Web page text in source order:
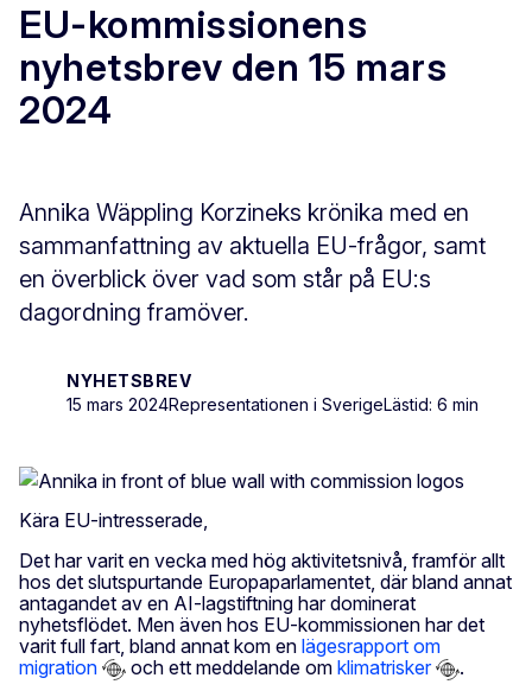
EU-kommissionens
nyhetsbrev den 15 mars
2024
Annika Wäppling Korzineks krönika med en
sammanfattning av aktuella EU-frågor, samt
en överblick över vad som står på EU:s
dagordning framöver.
NYHETSBREV
15 mars 2024Representationen i SverigeLästid: 6 min
Kära EU-intresserade,
Det har varit en vecka med hög aktivitetsnivå, framför allt
hos det slutspurtande Europaparlamentet, där bland annat
antagandet av en AI-lagstiftning har dominerat
nyhetsflödet. Men även hos EU-kommissionen har det
varit full fart, bland annat kom en lägesrapport om
migration
och ett meddelande om klimatrisker
.